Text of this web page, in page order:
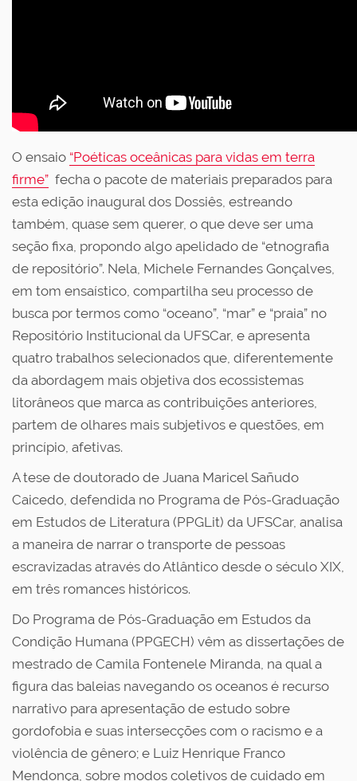
O ensaio “Poéticas oceânicas para vidas em terra
firme” fecha o pacote de materiais preparados para
esta edição inaugural dos Dossiês, estreando
também, quase sem querer, o que deve ser uma
seção fixa, propondo algo apelidado de “etnografia
de repositório”. Nela, Michele Fernandes Gonçalves,
em tom ensaístico, compartilha seu processo de
busca por termos como “oceano”, “mar” e “praia” no
Repositório Institucional da UFSCar, e apresenta
quatro trabalhos selecionados que, diferentemente
da abordagem mais objetiva dos ecossistemas
litorâneos que marca as contribuições anteriores,
partem de olhares mais subjetivos e questões, em
princípio, afetivas.
A tese de doutorado de Juana Maricel Sañudo
Caicedo, defendida no Programa de Pós-Graduação
em Estudos de Literatura (PPGLit) da UFSCar, analisa
a maneira de narrar o transporte de pessoas
escravizadas através do Atlântico desde o século XIX,
em três romances históricos.
Do Programa de Pós-Graduação em Estudos da
Condição Humana (PPGECH) vêm as dissertações de
mestrado de Camila Fontenele Miranda, na qual a
figura das baleias navegando os oceanos é recurso
narrativo para apresentação de estudo sobre
gordofobia e suas intersecções com o racismo e a
violência de gênero; e Luiz Henrique Franco
Mendonça, sobre modos coletivos de cuidado em